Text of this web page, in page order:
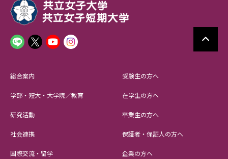
総合案内
学部・短大・大学院／教育
研究活動
社会連携
国際交流・留学
受験生の方へ
在学生の方へ
卒業生の方へ
保護者・保証人の方へ
企業の方へ